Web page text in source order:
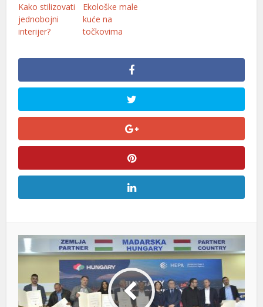
Kako stilizovati
jednobojni
interijer?
Ekološke male
kuće na
točkovima